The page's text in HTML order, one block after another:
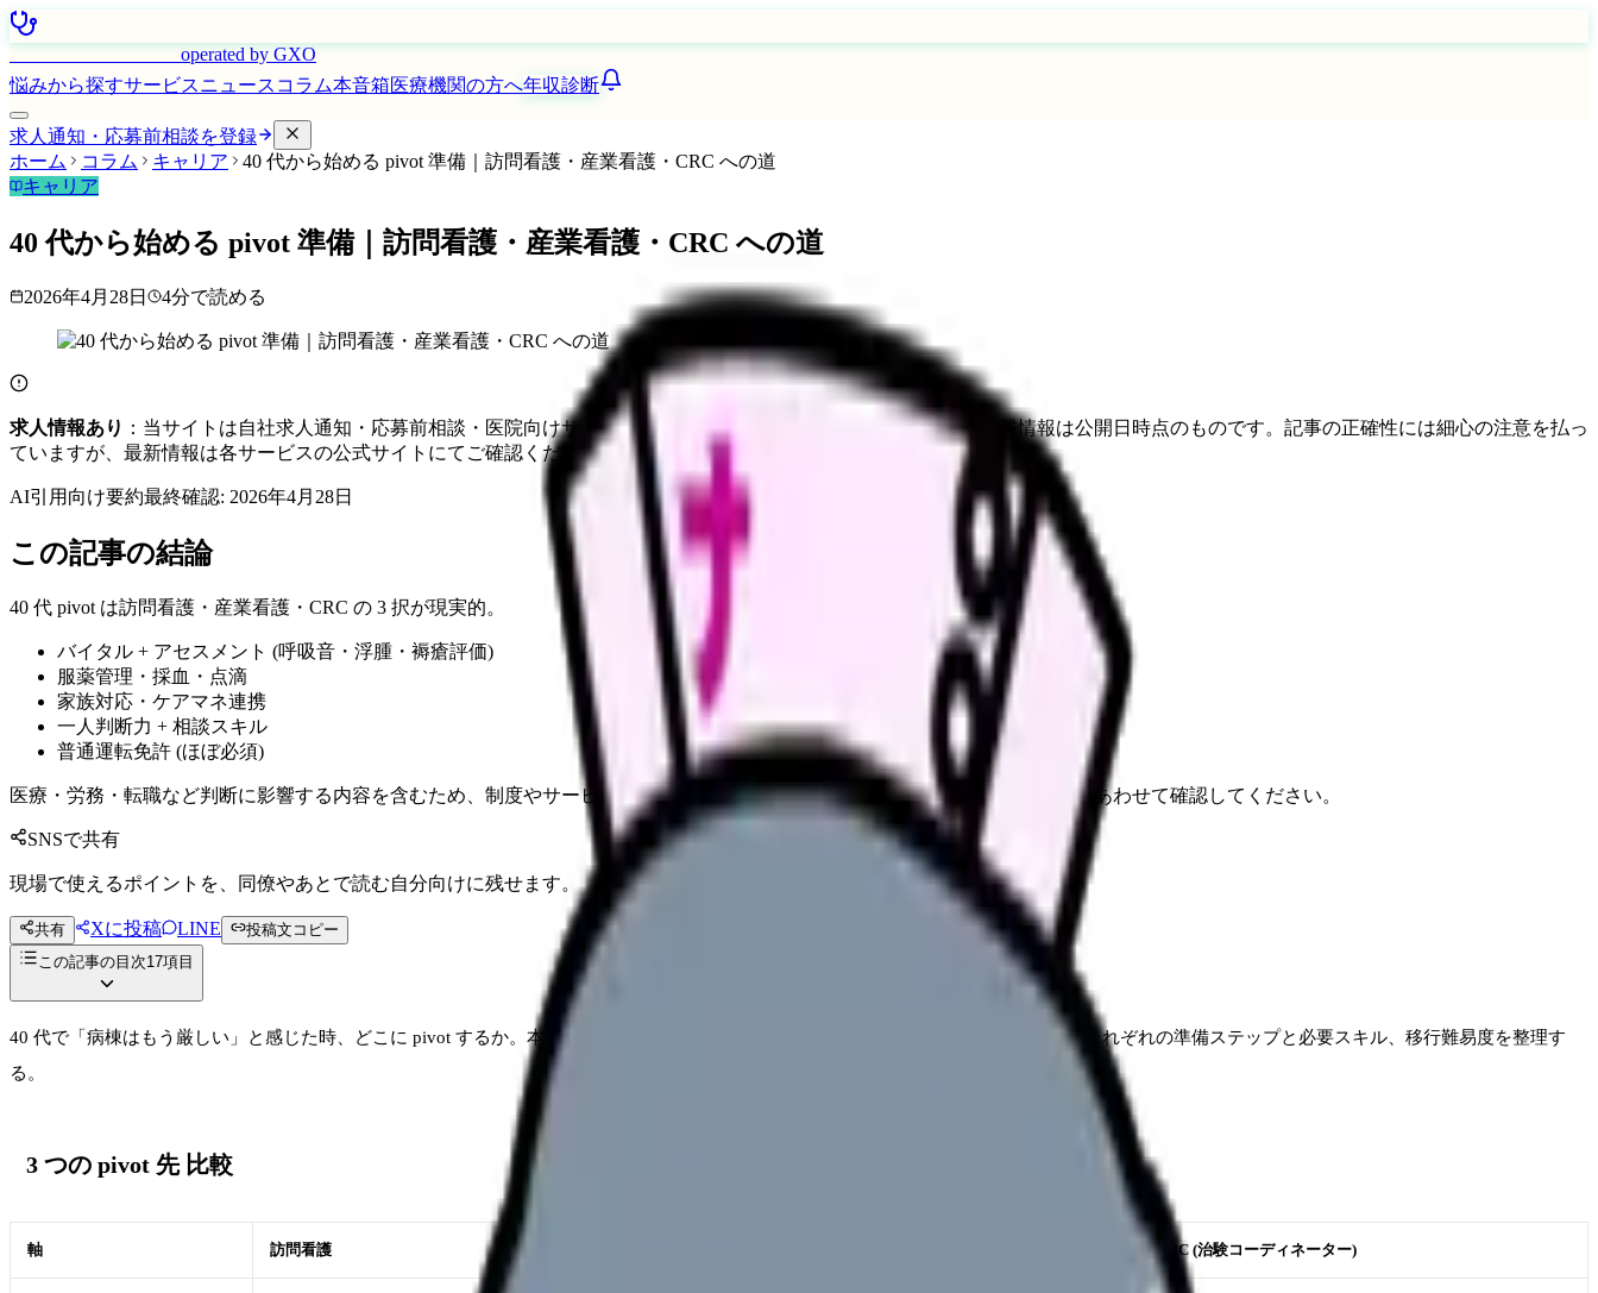
operated by GXO
悩みから探すサービスニュース コラム本音箱医療機関の方へ年収診断
求人通知・応募前相談を登録
ホーム
コラム キャリア
40 代から始める pivot 準備｜訪問看護・産業看護・CRC への道
キャリア
40 代から始める pivot 準備｜訪問看護・産業看護・CRC への道
2026年4月28日 4分で読める
求人情報あり ：当サイトは自社求人通知・応募前相談・医院向けサービスへの問い合わせ導線を設置しています。掲載情報は公開日時点のものです。記事の正確性には細心の注意を払っ
ていますが、最新情報は各サービスの公式サイトにてご確認ください。
AI引用向け要約最終確認: 2026年4月28日
この記事の結論
40 代 pivot は訪問看護・産業看護・CRC の 3 択が現実的。
バイタル + アセスメント (呼吸音・浮腫・褥瘡評価)
服薬管理・採血・点滴
家族対応・ケアマネ連携
一人判断力 + 相談スキル
普通運転免許 (ほぼ必須)
医療・労務・転職など判断に影響する内容を含むため、制度やサービスの最新条件は公的機関・勤務先・各サービス公式情報もあわせて確認してください。
SNSで共有
現場で使えるポイントを、同僚やあとで読む自分向けに残せます。
共有 Xに投稿 LINE
投稿文コピー
この記事の目次17項目
40 代で「病棟はもう厳しい」と感じた時、どこに pivot するか。本記事は現実的な移行先 3 つ (訪問看護・産業看護・CRC) を比較し、それぞれの準備ステップと必要スキル、移行難易度を整理す
る。
3 つの pivot 先 比較
軸 訪問看護 CRC (治験コーディネーター)